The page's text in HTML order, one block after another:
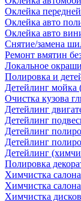
Оклейка
Оклейка авто
Оклейка авто
Снятие/замена
Ремонт вмятин
Локальное
Полировка и
Детейлинг мойка
Очистка кузова
Детейлинг
Детейлинг
Детейлинг
Детейлинг
Детейлинг
Полировка
Химчистка салона
Химчистка салона
Химчистка